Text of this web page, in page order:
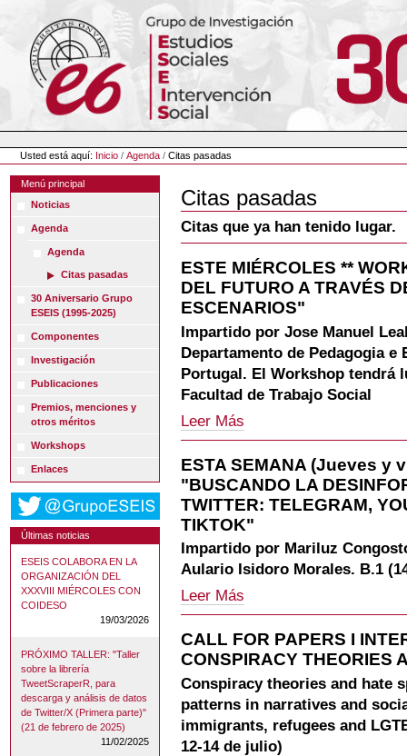
contenido.
navegación
Herramientas
Personales
Usted está aquí: Inicio /Agenda /Citas pasadas
Menú principal
Noticias
Agenda
Agenda
Citas pasadas
30 Aniversario Grupo
ESEIS (1995-2025)
Componentes
Investigación
Publicaciones
Premios, menciones y
otros méritos
Workshops
Enlaces
Últimas noticias
ESEIS COLABORA EN LA
ORGANIZACIÓN DEL
XXXVIII MIÉRCOLES CON
COIDESO
19/03/2026
PRÓXIMO TALLER: "Taller
sobre la librería
TweetScraperR, para
descarga y análisis de datos
de Twitter/X (Primera parte)"
(21 de febrero de 2025)
11/02/2025
Citas pasadas
Citas que ya han tenido lugar.
ESTE MIÉRCOLES **
DEL FUTURO A TRAVÉS
ESCENARIOS"
Impartido por Jose Manuel
Departamento de Pedagogia e
Portugal. El Workshop tendrá
Facultad de Trabajo Social
ESTE
MIÉRCOLES
WORKSHOP
"LA
CONSTRUCCIÓN
FUTURO
A
TRAVÉS
MÉTODO
DE
ESCENARIOS"
-
Leer Más
ESTA SEMANA (Jueves y
"BUSCANDO LA
TWITTER: TELEGRAM,
TIKTOK"
Impartido por Mariluz
Aulario Isidoro Morales. B.1
ESTA
SEMANA
y
viernes)
WORKSHOP
"BUSCANDO
LA
DESINFORMACIÓN
Leer Más
CALL FOR PAPERS I
CONSPIRACY THEORIES
Conspiracy theories and hate
patterns in narratives and
immigrants, refugees and
12-14 de julio)